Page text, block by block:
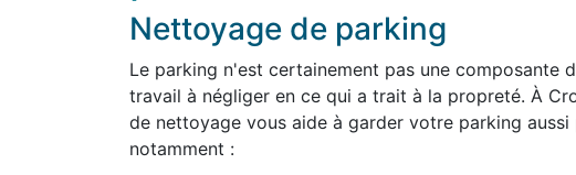
Nettoyage de parking
Le parking n'est certainement pas une composante
travail à négliger en ce qui a trait à la propreté. À
de nettoyage vous aide à garder votre parking aussi
notamment :